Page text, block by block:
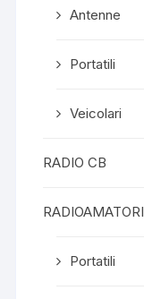
Antenne
Portatili
Veicolari
RADIO CB
RADIOAMATORI
Portatili